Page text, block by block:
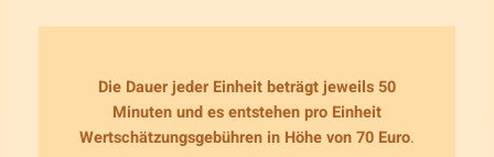
Die Dauer jeder Einheit beträgt jeweils 50
Minuten und es entstehen pro Einheit
Wertschätzungsgebühren in Höhe von 70 Euro.